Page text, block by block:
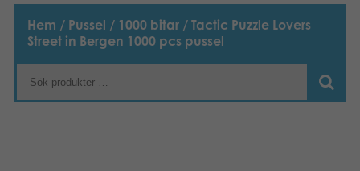
PRODUKTER
Barnspel
TACTIC
Hem / Pussel / 1000 bitar / Tactic Puzzle Lovers
Street in Bergen 1000 pcs pussel